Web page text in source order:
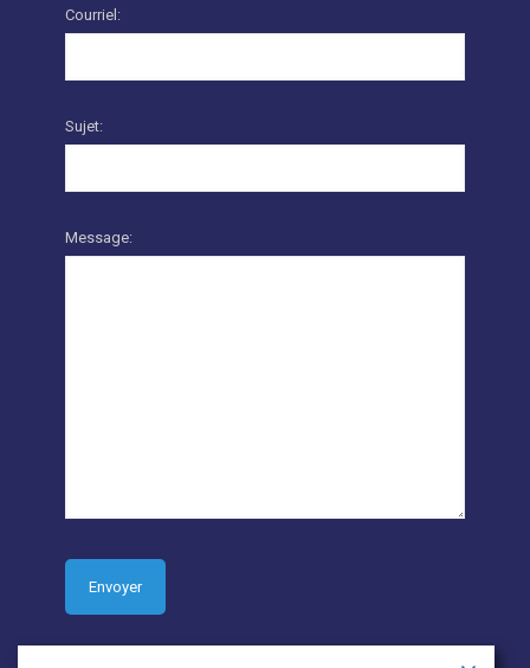
Courriel:
Sujet:
Message: